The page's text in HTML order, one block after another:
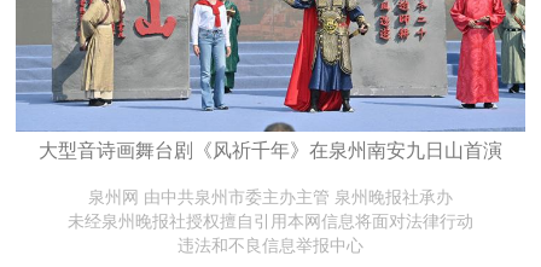
大型音诗画舞台剧《风祈千年》在泉州南安九日山首演
泉州网 由中共泉州市委主办主管 泉州晚报社承办
未经泉州晚报社授权擅自引用本网信息将面对法律行动
违法和不良信息举报中心